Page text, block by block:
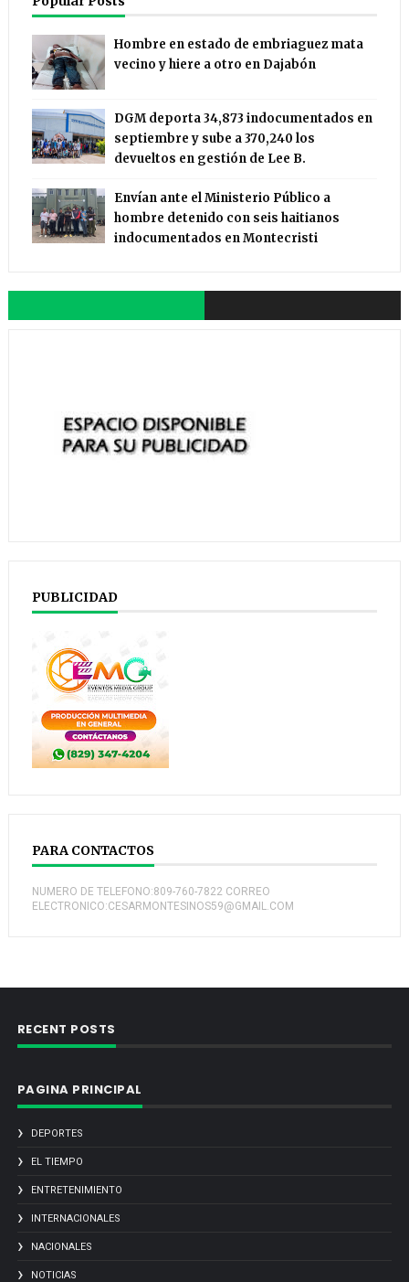
Hombre en estado de embriaguez mata
vecino y hiere a otro en Dajabón
DGM deporta 34,873 indocumentados en
septiembre y sube a 370,240 los
devueltos en gestión de Lee B.
Envían ante el Ministerio Público a
hombre detenido con seis haitianos
indocumentados en Montecristi
PUBLICIDAD
PARA CONTACTOS
NUMERO DE TELEFONO:809-760-7822 CORREO
ELECTRONICO:CESARMONTESINOS59@GMAIL.COM
RECENT POSTS
PAGINA PRINCIPAL
DEPORTES
EL TIEMPO
ENTRETENIMIENTO
INTERNACIONALES
NACIONALES
NOTICIAS